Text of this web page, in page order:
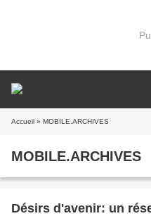
Accueil » MOBILE.ARCHIVES
MOBILE.ARCHIVES
Désirs d'avenir: un